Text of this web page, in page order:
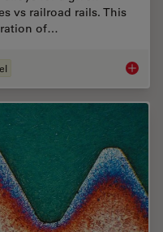
vs railroad rails. This
of…